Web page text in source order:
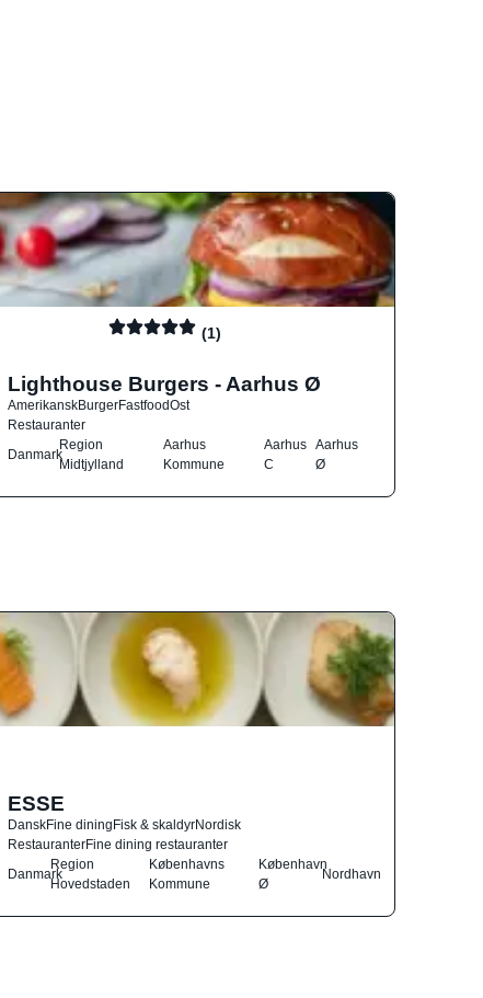
(1)
Lighthouse Burgers - Aarhus Ø
AmerikanskBurgerFastfoodOst
Restauranter
Danmark
Region
Midtjylland
Aarhus
Kommune
Aarhus
C
Aarhus
Ø
ESSE
DanskFine diningFisk & skaldyrNordisk
RestauranterFine dining restauranter
Danmark
Region
Hovedstaden
Københavns
Kommune
København
Ø
Nordhavn